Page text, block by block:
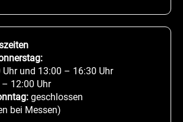
und 13:00 – 16:30 Uhr
12:00 Uhr
geschlossen
bei Messen)